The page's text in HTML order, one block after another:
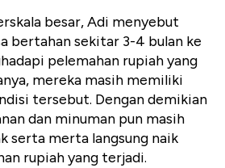
besar, Adi menyebut
bertahan sekitar 3-4 bulan ke
pelemahan rupiah yang
mereka masih memiliki
tersebut. Dengan demikian
dan minuman pun masih
serta merta langsung naik
rupiah yang terjadi.